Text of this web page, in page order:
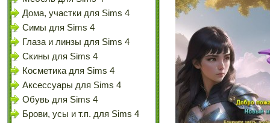
Дома, участки для Sims 4
Симы для Sims 4
Глаза и линзы для Sims 4
Скины для Sims 4
Косметика для Sims 4
Аксессуары для Sims 4
Обувь для Sims 4
Брови, усы и т.п. для Sims 4